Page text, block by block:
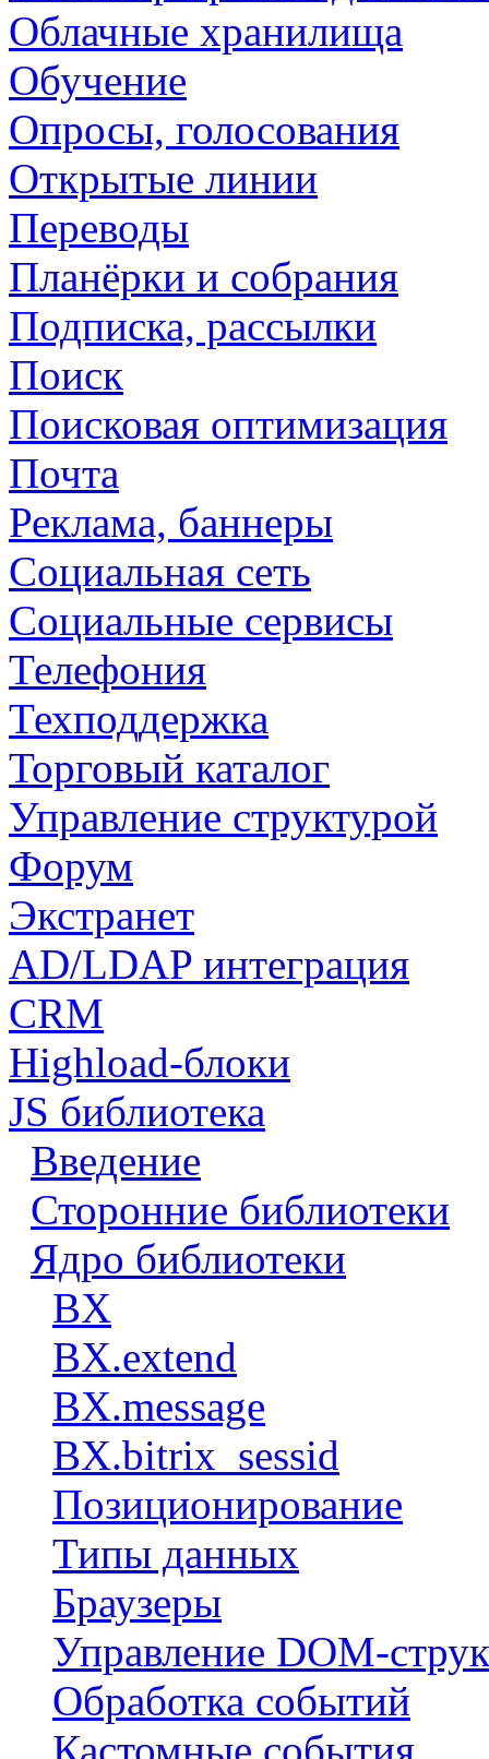
Облачные хранилища
Обучение
Опросы, голосования
Открытые линии
Переводы
Планёрки и собрания
Подписка, рассылки
Поиск
Поисковая оптимизация
Почта
Реклама, баннеры
Социальная сеть
Социальные сервисы
Телефония
Техподдержка
Торговый каталог
Управление структурой
Форум
Экстранет
AD/LDAP интеграция
CRM
Highload-блоки
JS библиотека
Введение
Сторонние библиотеки
Ядро библиотеки
BX
BX.extend
BX.message
BX.bitrix_sessid
Позиционирование
Типы данных
Браузеры
Управление DOM-
Обработка событий